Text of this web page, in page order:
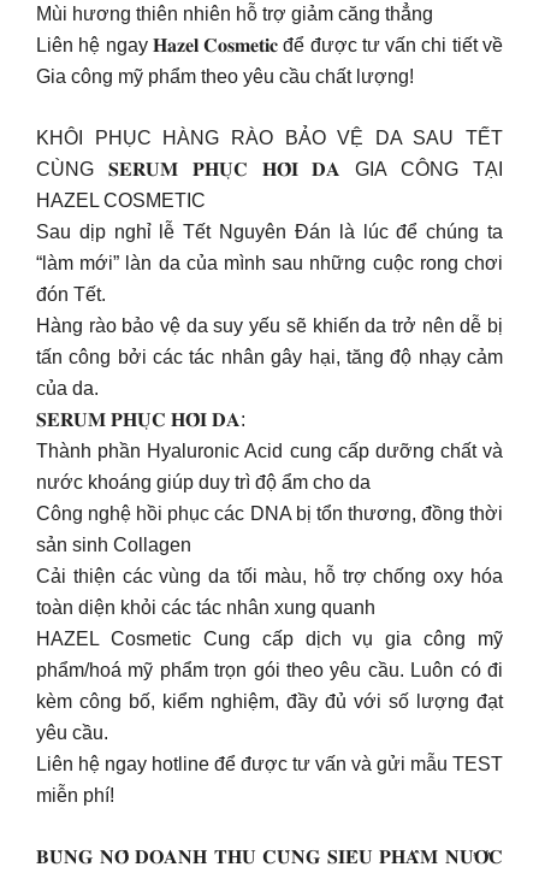
Mùi hương thiên nhiên hỗ trợ giảm căng thẳng
Liên hệ ngay 𝐇𝐚𝐳𝐞𝐥 𝐂𝐨𝐬𝐦𝐞𝐭𝐢𝐜 để được tư vấn chi tiết về
Gia công mỹ phẩm theo yêu cầu chất lượng!
KHÔI PHỤC HÀNG RÀO BẢO VỆ DA SAU TẾT
CÙNG 𝐒𝐄𝐑𝐔𝐌 𝐏𝐇𝐔̣𝐂 𝐇𝐎̂̀𝐈 𝐃𝐀 GIA CÔNG TẠI
HAZEL COSMETIC
Sau dịp nghỉ lễ Tết Nguyên Đán là lúc để chúng ta
“làm mới” làn da của mình sau những cuộc rong chơi
đón Tết.
Hàng rào bảo vệ da suy yếu sẽ khiến da trở nên dễ bị
tấn công bởi các tác nhân gây hại, tăng độ nhạy cảm
của da.
𝐒𝐄𝐑𝐔𝐌 𝐏𝐇𝐔̣𝐂 𝐇𝐎̂̀𝐈 𝐃𝐀:
Thành phần Hyaluronic Acid cung cấp dưỡng chất và
nước khoáng giúp duy trì độ ẩm cho da
Công nghệ hồi phục các DNA bị tổn thương, đồng thời
sản sinh Collagen
Cải thiện các vùng da tối màu, hỗ trợ chống oxy hóa
toàn diện khỏi các tác nhân xung quanh
HAZEL Cosmetic Cung cấp dịch vụ gia công mỹ
phẩm/hoá mỹ phẩm trọn gói theo yêu cầu. Luôn có đi
kèm công bố, kiểm nghiệm, đầy đủ với số lượng đạt
yêu cầu.
Liên hệ ngay hotline để được tư vấn và gửi mẫu TEST
miễn phí!
𝐁𝐔̀𝐍𝐆 𝐍𝐎̂̉ 𝐃𝐎𝐀𝐍𝐇 𝐓𝐇𝐔 𝐂𝐔̀𝐍𝐆 𝐒𝐈𝐄̂𝐔 𝐏𝐇𝐀̂̉𝐌 𝐍𝐔̛𝐎̛́𝐂